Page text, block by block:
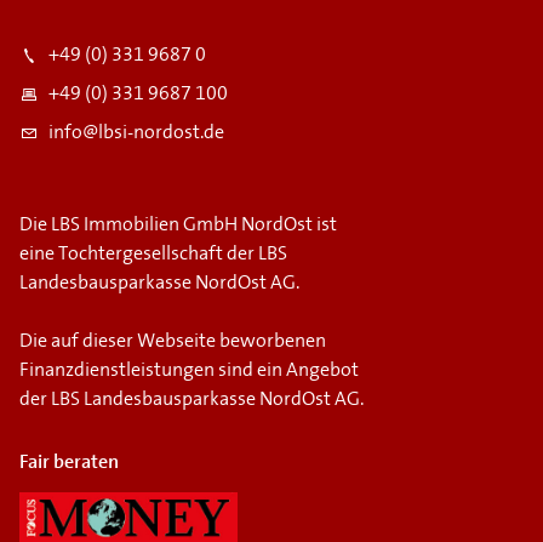
+49 (0) 331 9687 0
+49 (0) 331 9687 100
info@lbsi-nordost.de
Die LBS Immobilien GmbH NordOst ist
eine Tochtergesellschaft der LBS
Landesbausparkasse NordOst AG.
Die auf dieser Webseite beworbenen
Finanzdienstleistungen sind ein Angebot
der LBS Landesbausparkasse NordOst AG.
Fair beraten